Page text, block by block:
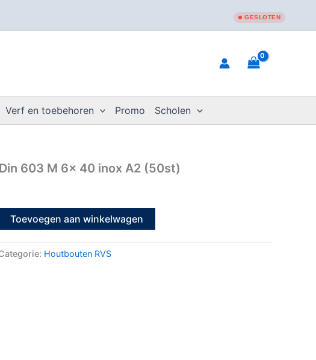
GESLOTEN
Verf en toebehoren Promo Scholen
603 M 6x 40 inox A2 (50st)
Toevoegen aan winkelwagen
Houtbouten RVS